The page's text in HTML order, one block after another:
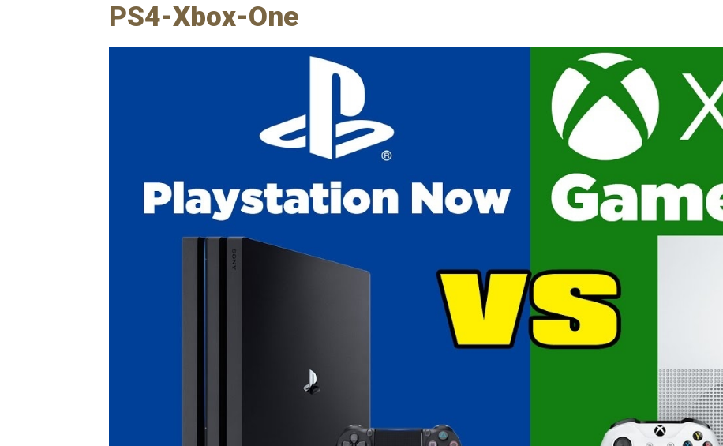
PS4-Xbox-One